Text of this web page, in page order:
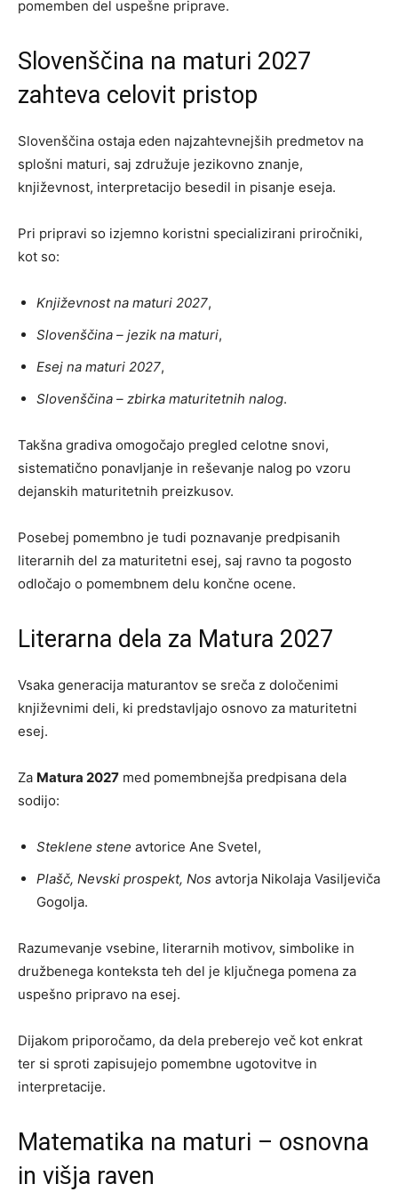
pomemben del uspešne priprave.
Slovenščina na maturi 2027
zahteva celovit pristop
Slovenščina ostaja eden najzahtevnejših predmetov na
splošni maturi, saj združuje jezikovno znanje,
književnost, interpretacijo besedil in pisanje eseja.
Pri pripravi so izjemno koristni specializirani priročniki,
kot so:
Književnost na maturi 2027,
Slovenščina – jezik na maturi,
Esej na maturi 2027,
Slovenščina – zbirka maturitetnih nalog.
Takšna gradiva omogočajo pregled celotne snovi,
sistematično ponavljanje in reševanje nalog po vzoru
dejanskih maturitetnih preizkusov.
Posebej pomembno je tudi poznavanje predpisanih
literarnih del za maturitetni esej, saj ravno ta pogosto
odločajo o pomembnem delu končne ocene.
Literarna dela za Matura 2027
Vsaka generacija maturantov se sreča z določenimi
književnimi deli, ki predstavljajo osnovo za maturitetni
esej.
Za Matura 2027 med pomembnejša predpisana dela
sodijo:
Steklene stene avtorice Ane Svetel,
Plašč, Nevski prospekt, Nos avtorja Nikolaja Vasiljeviča
Gogolja.
Razumevanje vsebine, literarnih motivov, simbolike in
družbenega konteksta teh del je ključnega pomena za
uspešno pripravo na esej.
Dijakom priporočamo, da dela preberejo več kot enkrat
ter si sproti zapisujejo pomembne ugotovitve in
interpretacije.
Matematika na maturi – osnovna
in višja raven